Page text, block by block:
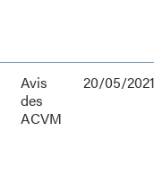
Avis
des
ACVM
20/05/2021